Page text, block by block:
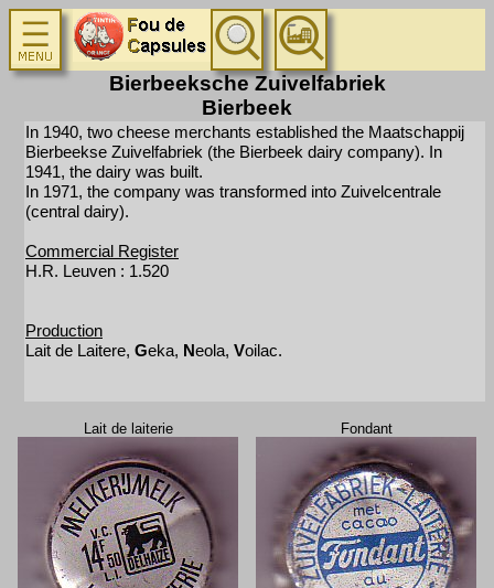
Bierbeeksche Zuivelfabriek
Bierbeek
In 1940, two cheese merchants established the Maatschappij
Bierbeekse Zuivelfabriek (the Bierbeek dairy company). In
1941, the dairy was built.
In 1971, the company was transformed into Zuivelcentrale
(central dairy).
Commercial Register
H.R. Leuven : 1.520
Production
Lait de Laitere, Geka, Neola, Voilac.
Lait de laiterie Fondant